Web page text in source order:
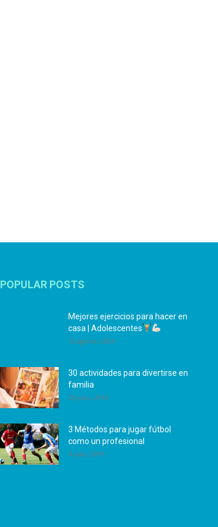
POPULAR POSTS
Mejores ejercicios para hacer en
casa | Adolescentes
12 agosto, 2024
30 actividades para divertirse en
familia
25 julio, 2019
3 Métodos para jugar fútbol
como un profesional
4 julio, 2019